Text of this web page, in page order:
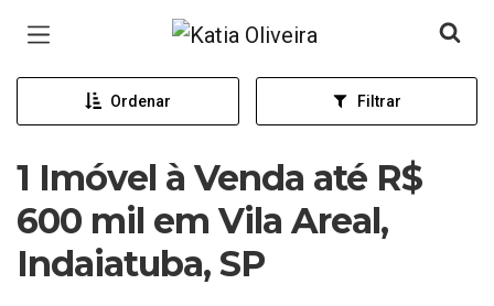
Página inicial
Ordenar Filtrar
1 Imóvel à Venda até R$
600 mil em Vila Areal,
Indaiatuba, SP